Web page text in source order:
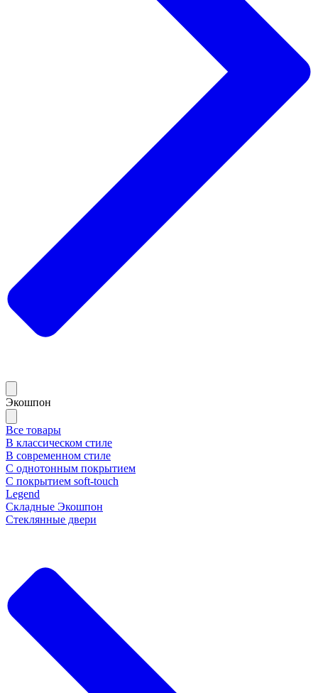
Экошпон
Все товары
В классическом стиле
В современном стиле
С однотонным покрытием
С покрытием soft-touch
Legend
Складные Экошпон
Стеклянные двери